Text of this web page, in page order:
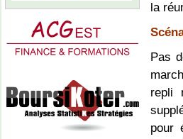
la
Pas
repli
pour